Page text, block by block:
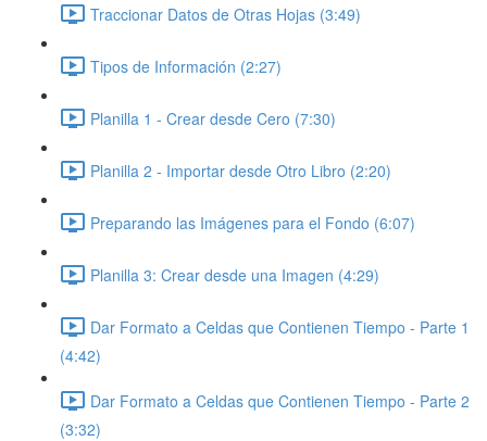
Traccionar Datos de Otras Hojas (3:49)
Tipos de Información (2:27)
Planilla 1 - Crear desde Cero (7:30)
Planilla 2 - Importar desde Otro Libro (2:20)
Preparando las Imágenes para el Fondo (6:07)
Planilla 3: Crear desde una Imagen (4:29)
Dar Formato a Celdas que Contienen Tiempo - Parte 1
(4:42)
Dar Formato a Celdas que Contienen Tiempo - Parte 2
(3:32)